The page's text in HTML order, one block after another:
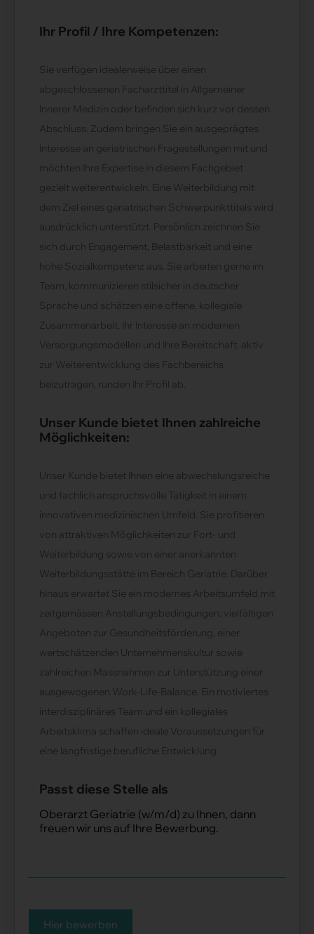
Ihr Profil / Ihre Kompetenzen:
Sie verfügen idealerweise über einen
abgeschlossenen Facharzttitel in Allgemeiner
Innerer Medizin oder befinden sich kurz vor dessen
Abschluss. Zudem bringen Sie ein ausgeprägtes
Interesse an geriatrischen Fragestellungen mit und
möchten Ihre Expertise in diesem Fachgebiet
gezielt weiterentwickeln. Eine Weiterbildung mit
dem Ziel eines geriatrischen Schwerpunkttitels wird
ausdrücklich unterstützt. Persönlich zeichnen Sie
sich durch Engagement, Belastbarkeit und eine
hohe Sozialkompetenz aus. Sie arbeiten gerne im
Team, kommunizieren stilsicher in deutscher
Sprache und schätzen eine offene, kollegiale
Zusammenarbeit. Ihr Interesse an modernen
Versorgungsmodellen und Ihre Bereitschaft, aktiv
zur Weiterentwicklung des Fachbereichs
beizutragen, runden Ihr Profil ab.
Unser Kunde bietet Ihnen zahlreiche
Möglichkeiten:
Unser Kunde bietet Ihnen eine abwechslungsreiche
und fachlich anspruchsvolle Tätigkeit in einem
innovativen medizinischen Umfeld. Sie profitieren
von attraktiven Möglichkeiten zur Fort- und
Weiterbildung sowie von einer anerkannten
Weiterbildungsstätte im Bereich Geriatrie. Darüber
hinaus erwartet Sie ein modernes Arbeitsumfeld mit
zeitgemässen Anstellungsbedingungen, vielfältigen
Angeboten zur Gesundheitsförderung, einer
wertschätzenden Unternehmenskultur sowie
zahlreichen Massnahmen zur Unterstützung einer
ausgewogenen Work-Life-Balance. Ein motiviertes
interdisziplinäres Team und ein kollegiales
Arbeitsklima schaffen ideale Voraussetzungen für
eine langfristige berufliche Entwicklung.
Passt diese Stelle als
Oberarzt Geriatrie (w/m/d) zu Ihnen, dann
freuen wir uns auf Ihre Bewerbung.
Hier bewerben